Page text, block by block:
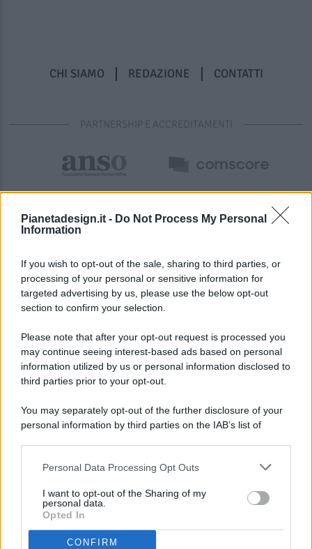
Pianetadesign.it - Do Not Process My Personal
Information
If you wish to opt-out of the sale, sharing to third parties, or
processing of your personal or sensitive information for
targeted advertising by us, please use the below opt-out
section to confirm your selection.
Please note that after your opt-out request is processed you
may continue seeing interest-based ads based on personal
information utilized by us or personal information disclosed to
third parties prior to your opt-out.
You may separately opt-out of the further disclosure of your
personal information by third parties on the IAB’s list of
This information may also be disclosed by us to third parties
disclose it to other third parties.
Personal Data Processing Opt Outs
I want to opt-out of the Sharing of my
personal data.
Opted In
CONFIRM
CHI SIAMO REDAZIONE CONTATTI
PARTNERSHIP E ACCREDITAMENTI
© 2026 - Pianeta Design - P.IVA 04827280654 - Testata
Registrata Al Tribunale Di Nocera Inferiore N. 8/2020 - RG N.
ISCRIZIONE AL ROC N. 35792 – ISCRITTA ALL’ANSO
(ASSOCIAZIONE NAZIONALE STAMPA ONLINE)
PREFERENZE PRIVACY